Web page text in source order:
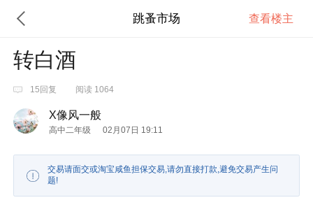
跳蚤市场 查看楼主
转白酒
15回复 阅读 1064
X像风一般
高中二年级 02月07日 19:11
交易请面交或淘宝咸鱼担保交易,请勿直接打款,避免交易产生问
题!